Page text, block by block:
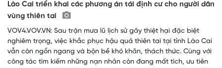
Lào Cai triển khai các phương án tái định cư cho người dân
vùng thiên tai
VOV4.VOV.VN: Sau trận mưa lũ lịch sử gây thiệt hại đặc biệt
nghiêm trọng, việc khắc phục hậu quả thiên tai tại tỉnh Lào Cai
vẫn còn ngổn ngang và bộn bề khó khăn, thách thức. Cùng với
công tác tìm kiếm những nạn nhân còn đang mất tích, ưu tiên